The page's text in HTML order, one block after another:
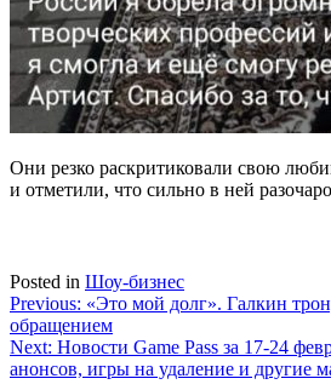
Они резко раскритиковали свою
и отметили, что сильно в ней
Posted in Шоу-бизнес
Навигация
по
записям
Previous: «Это мой долг». Галкин
обращением
Next: Новости Game Pass за 17-24
анонсов, игры на удаление и другие